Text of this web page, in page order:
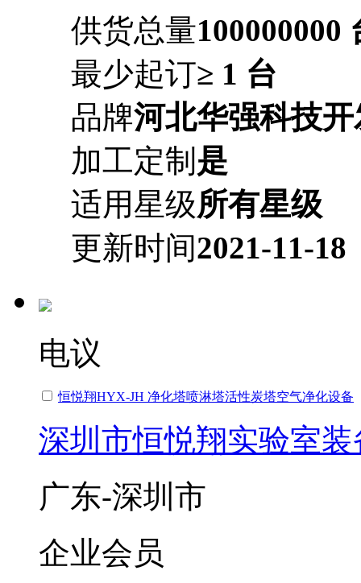
供货总量100000000
最少起订≥ 1 台
品牌河北华强科技
加工定制 是
适用星级所有星级
更新时间2021-11-18
电议
恒悦翔HYX-JH 净化塔喷淋塔活性炭塔空气净化设备
深圳市恒悦翔实验室
广东-深圳市
企业会员